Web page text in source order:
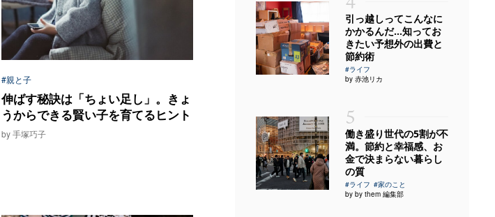
#親と子
伸ばす秘訣は「ちょい足し」。きょ
うからできる賢い子を育てるヒント
by 手塚巧子
引っ越しってこんなに
かかるんだ…知ってお
きたい予想外の出費と
節約術
#ライフ
by 赤池リカ
5
働き盛り世代の5割が不
満。節約と幸福感、お
金で決まらない暮らし
の質
#ライフ #家のこと
by by them 編集部